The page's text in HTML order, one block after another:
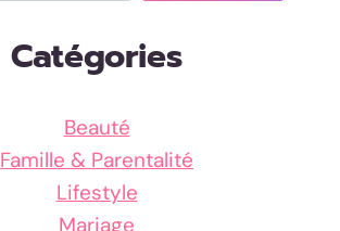
Catégories
Beauté
Famille & Parentalité
Lifestyle
Mariage